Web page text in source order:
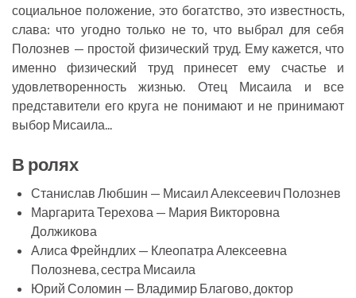
социальное положение, это богатство, это известность,
слава: что угодно только не то, что выбрал для себя
Полознев — простой физический труд. Ему кажется, что
именно физический труд принесет ему счастье и
удовлетворенность жизнью. Отец Мисаила и все
представители его круга не понимают и не принимают
выбор Мисаила...
В ролях
Станислав Любшин — Мисаил Алексеевич Полознев
Маргарита Терехова — Мария Викторовна
Должикова
Алиса Фрейндлих — Клеопатра Алексеевна
Полознева, сестра Мисаила
Юрий Соломин — Владимир Благово, доктор